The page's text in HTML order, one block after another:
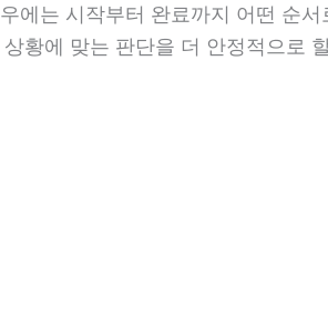
는 시작부터 완료까지 어떤 순
황에 맞는 판단을 더 안정적으로